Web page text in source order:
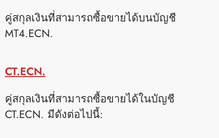
คู่สกุลเงินที่สามารถซื้อขายได้บนบัญชี
MT4.ECN.
CT.ECN.
คู่สกุลเงินที่สามารถซื้อขายได้ในบัญชี
CT.ECN. มีดังต่อไปนี้: